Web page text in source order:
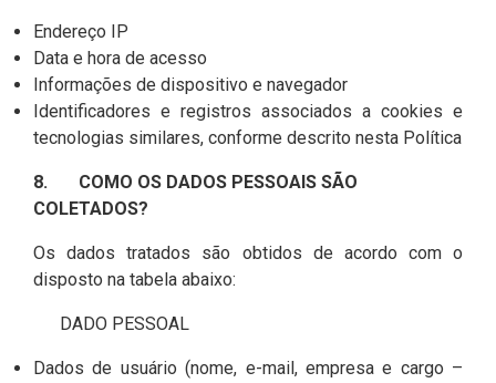
Endereço IP
Data e hora de acesso
Informações de dispositivo e navegador
Identificadores e registros associados a cookies e
tecnologias similares, conforme descrito nesta Política
8. COMO OS DADOS PESSOAIS SÃO
COLETADOS?
Os dados tratados são obtidos de acordo com o
disposto na tabela abaixo:
DADO PESSOAL
Dados de usuário (nome, e-mail, empresa e cargo –